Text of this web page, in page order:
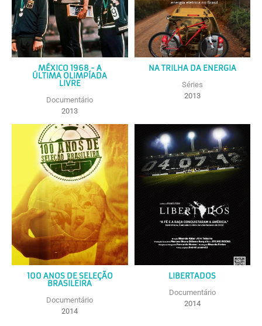
MÉXICO 1968 - A
ÚLTIMA OLIMPÍADA
LIVRE
Documentário
2013
NA TRILHA DA ENERGIA
Séries
2013
100 ANOS DE SELEÇÃO
BRASILEIRA
Documentário
2014
LIBERTADOS
Documentário
2014